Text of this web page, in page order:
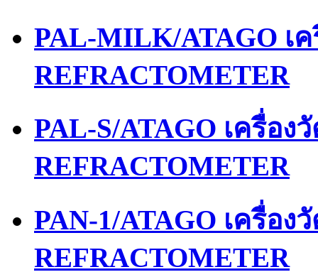
PAL-MILK/ATAGO เ
REFRACTOMETER
PAL-S/ATAGO เครื่อ
REFRACTOMETER
PAN-1/ATAGO เครื่อ
REFRACTOMETER